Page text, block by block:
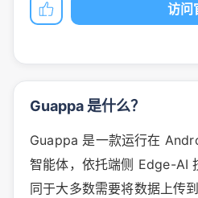
访问
Guappa 是什么？
Guappa 是一款运行在
智能体，依托端侧 Edge-AI
同于大多数需要将数据上传